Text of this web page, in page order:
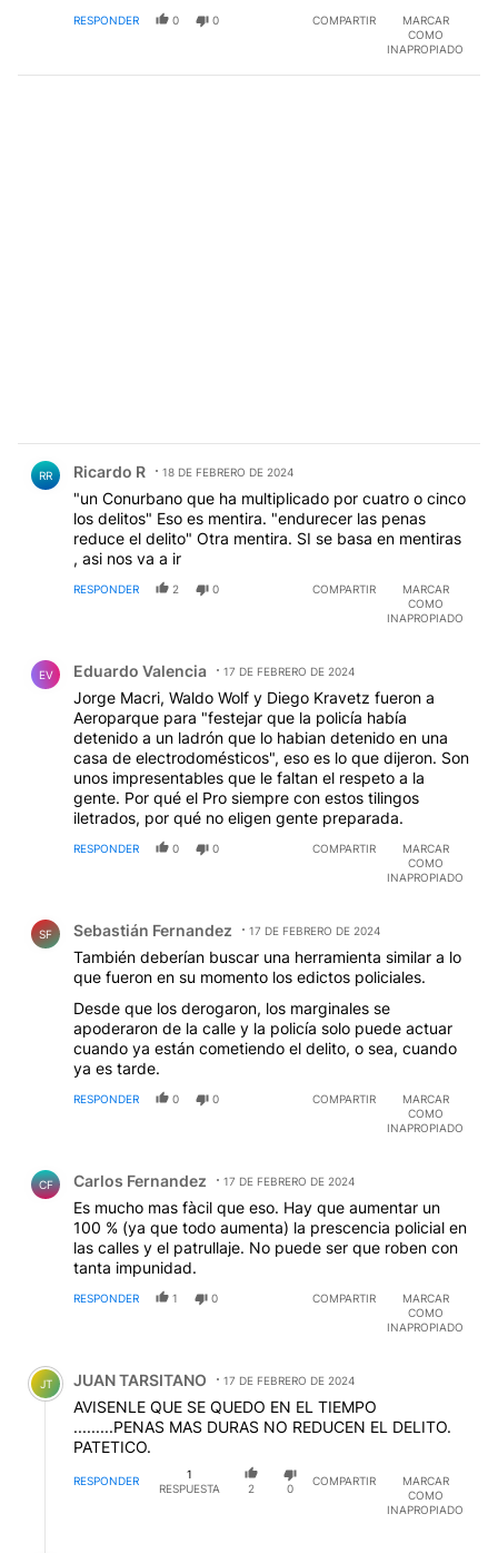
RESPONDER 0 0 COMPARTIR
MARCAR
COMO
INAPROPIADO
RR Ricardo R 18 DE FEBRERO DE 2024
"un Conurbano que ha multiplicado por cuatro o cinco
los delitos" Eso es mentira. "endurecer las penas
reduce el delito" Otra mentira. SI se basa en mentiras
, asi nos va a ir
RESPONDER 2 0 COMPARTIR
MARCAR
COMO
INAPROPIADO
EV Eduardo Valencia 17 DE FEBRERO DE 2024
Jorge Macri, Waldo Wolf y Diego Kravetz fueron a
Aeroparque para "festejar que la policía había
detenido a un ladrón que lo habian detenido en una
casa de electrodomésticos", eso es lo que dijeron. Son
unos impresentables que le faltan el respeto a la
gente. Por qué el Pro siempre con estos tilingos
iletrados, por qué no eligen gente preparada.
RESPONDER 0 0 COMPARTIR
MARCAR
COMO
INAPROPIADO
SF Sebastián Fernandez 17 DE FEBRERO DE 2024
También deberían buscar una herramienta similar a lo
que fueron en su momento los edictos policiales.
Desde que los derogaron, los marginales se
apoderaron de la calle y la policía solo puede actuar
cuando ya están cometiendo el delito, o sea, cuando
ya es tarde.
RESPONDER 0 0 COMPARTIR
MARCAR
COMO
INAPROPIADO
CF Carlos Fernandez 17 DE FEBRERO DE 2024
Es mucho mas fàcil que eso. Hay que aumentar un
100 % (ya que todo aumenta) la prescencia policial en
las calles y el patrullaje. No puede ser que roben con
tanta impunidad.
RESPONDER 1 0 COMPARTIR
MARCAR
COMO
INAPROPIADO
Comentario de JUAN TARSITANO.
JT JUAN TARSITANO 17 DE FEBRERO DE 2024
AVISENLE QUE SE QUEDO EN EL TIEMPO
.........PENAS MAS DURAS NO REDUCEN EL DELITO.
PATETICO.
RESPONDER
1
RESPUESTA
2 0
COMPARTIR
MARCAR
COMO
INAPROPIADO